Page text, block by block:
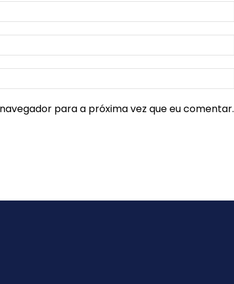
para a próxima vez que eu comentar.